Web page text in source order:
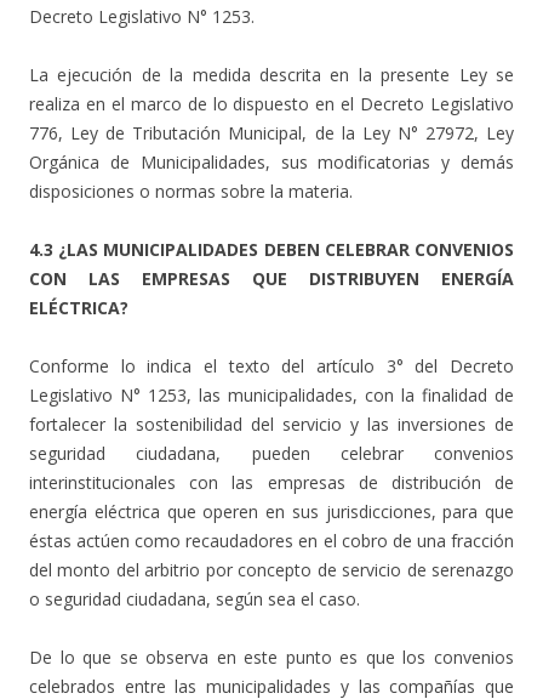
Decreto Legislativo N° 1253.
La ejecución de la medida descrita en la presente Ley se
realiza en el marco de lo dispuesto en el Decreto Legislativo
776, Ley de Tributación Municipal, de la Ley N° 27972, Ley
Orgánica de Municipalidades, sus modificatorias y demás
disposiciones o normas sobre la materia.
4.3 ¿LAS MUNICIPALIDADES DEBEN CELEBRAR CONVENIOS
CON LAS EMPRESAS QUE DISTRIBUYEN ENERGÍA
ELÉCTRICA?
Conforme lo indica el texto del artículo 3° del Decreto
Legislativo N° 1253, las municipalidades, con la finalidad de
fortalecer la sostenibilidad del servicio y las inversiones de
seguridad ciudadana, pueden celebrar convenios
interinstitucionales con las empresas de distribución de
energía eléctrica que operen en sus jurisdicciones, para que
éstas actúen como recaudadores en el cobro de una fracción
del monto del arbitrio por concepto de servicio de serenazgo
o seguridad ciudadana, según sea el caso.
De lo que se observa en este punto es que los convenios
celebrados entre las municipalidades y las compañías que